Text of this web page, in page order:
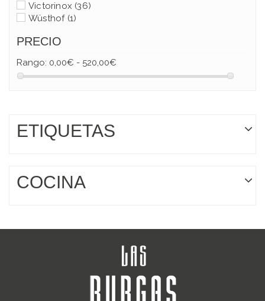
Victorinox (36)
Wüsthof(1)
PRECIO
Rango: 0,00€ - 520,00€
ETIQUETAS
COCINA